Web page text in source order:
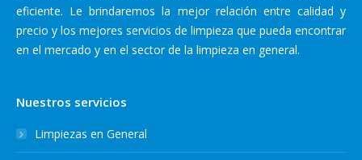
eficiente. Le brindaremos la mejor relación entre calidad y
precio y los mejores servicios de limpieza que pueda encontrar
en el mercado y en el sector de la limpieza en general.
Nuestros servicios
Limpiezas en General